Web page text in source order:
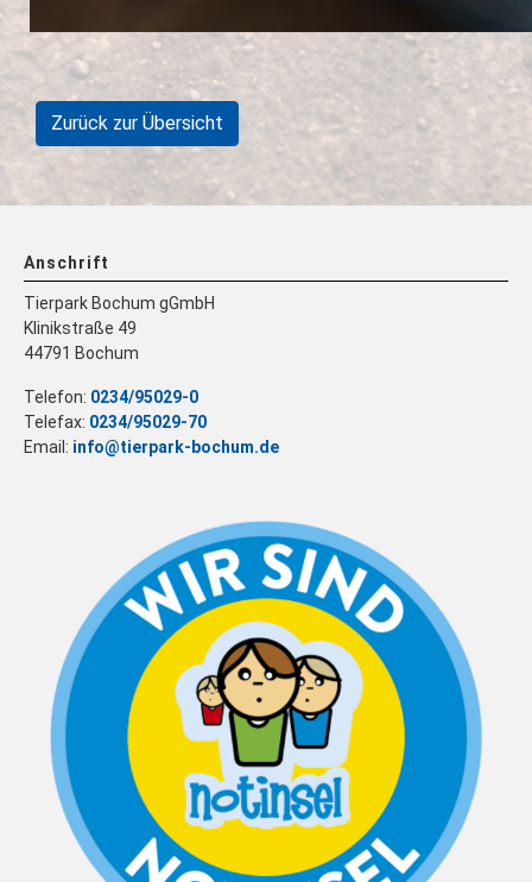
Zurück zur Übersicht
Anschrift
Tierpark Bochum gGmbH
Klinikstraße 49
44791 Bochum
Telefon: 0234/95029-0
Telefax: 0234/95029-70
Email: info@tierpark-bochum.de